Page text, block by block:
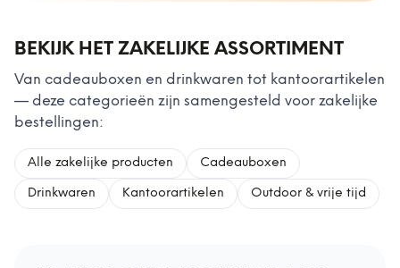
BEKIJK HET ZAKELIJKE ASSORTIMENT
Van cadeauboxen en drinkwaren tot kantoorartikelen
— deze categorieën zijn samengesteld voor zakelijke
bestellingen:
Alle zakelijke producten Cadeauboxen
Drinkwaren Kantoorartikelen Outdoor & vrije tijd